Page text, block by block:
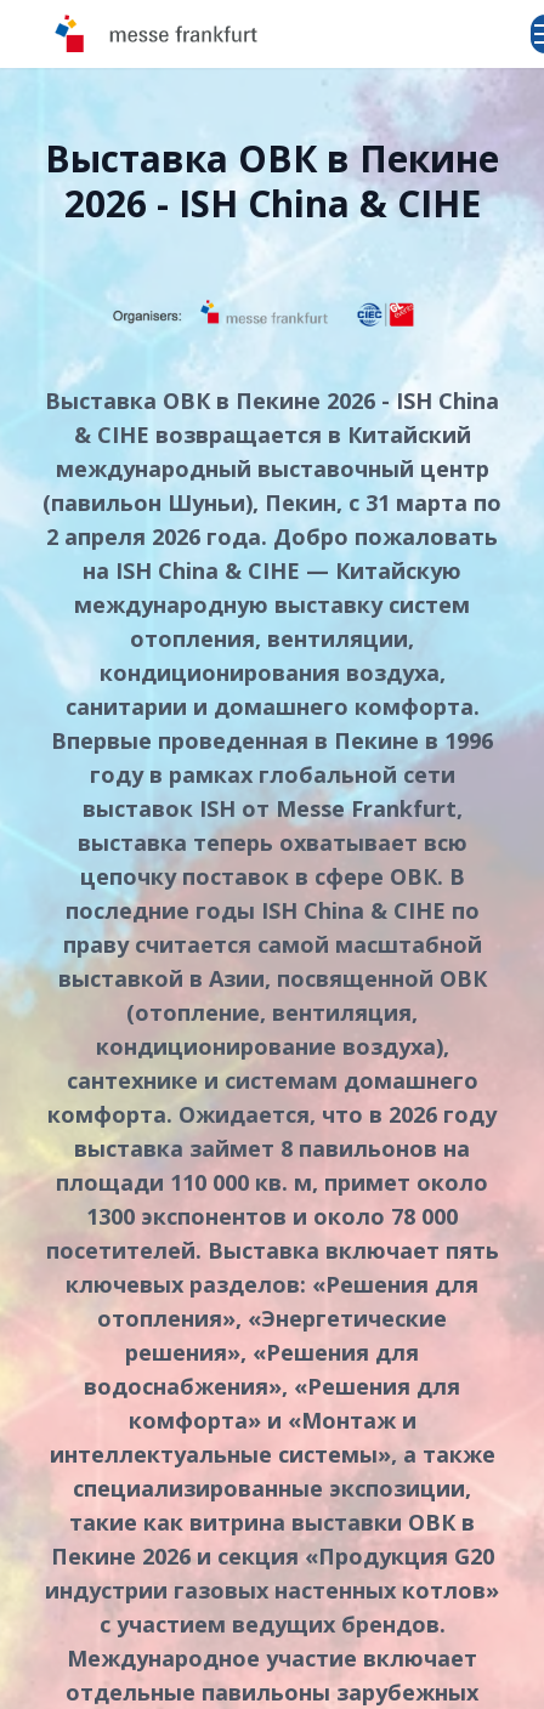
Выставка ОВК в Пекине
2026 - ISH China & CIHE
Выставка ОВК в Пекине 2026 - ISH China
& CIHE возвращается в Китайский
международный выставочный центр
(павильон Шуньи), Пекин, с 31 марта по
2 апреля 2026 года. Добро пожаловать
на ISH China & CIHE — Китайскую
международную выставку систем
отопления, вентиляции,
кондиционирования воздуха,
санитарии и домашнего комфорта.
Впервые проведенная в Пекине в 1996
году в рамках глобальной сети
выставок ISH от Messe Frankfurt,
выставка теперь охватывает всю
цепочку поставок в сфере ОВК. В
последние годы ISH China & CIHE по
праву считается самой масштабной
выставкой в Азии, посвященной ОВК
(отопление, вентиляция,
кондиционирование воздуха),
сантехнике и системам домашнего
комфорта. Ожидается, что в 2026 году
выставка займет 8 павильонов на
площади 110 000 кв. м, примет около
1300 экспонентов и около 78 000
посетителей. Выставка включает пять
ключевых разделов: «Решения для
отопления», «Энергетические
решения», «Решения для
водоснабжения», «Решения для
комфорта» и «Монтаж и
интеллектуальные системы», а также
специализированные экспозиции,
такие как витрина выставки ОВК в
Пекине 2026 и секция «Продукция G20
индустрии газовых настенных котлов»
с участием ведущих брендов.
Международное участие включает
отдельные павильоны зарубежных